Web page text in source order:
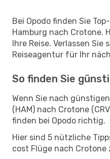
Bei Opodo finden Sie
Hamburg nach Crotone.
Ihre Reise. Verlassen
Reiseagentur für Ihr
So finden Sie
Wenn Sie nach
(HAM) nach Crotone
finden bei Opodo richtig.
Hier sind 5 nützliche
cost Flüge nach Crotone